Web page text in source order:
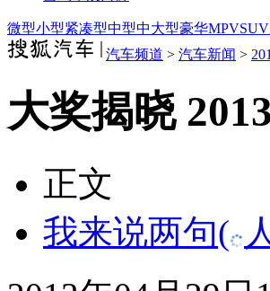
微型小型紧凑型中型中大型豪华MPVSUV
汽车频道 > 汽车新闻 >
大奖揭晓
正文
我来说两句(